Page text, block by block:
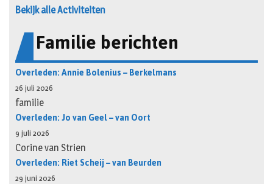
Bekijk alle Activiteiten
Familie berichten
Overleden: Annie Bolenius – Berkelmans
26 juli 2026
familie
Overleden: Jo van Geel – van Oort
9 juli 2026
Corine van Strien
Overleden: Riet Scheij – van Beurden
29 juni 2026